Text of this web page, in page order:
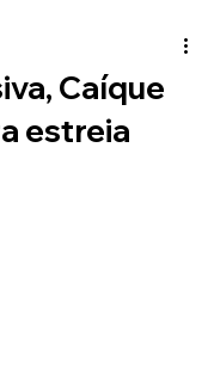
Caíque
estreia